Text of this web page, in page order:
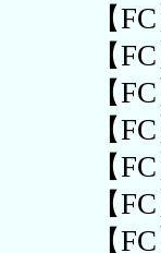
【
【
【
【
【
【
【